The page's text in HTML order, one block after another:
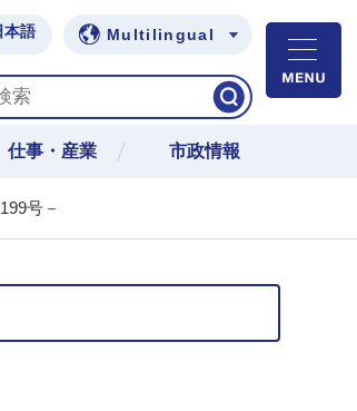
本語 Multilingual
仕事・産業 市政情報
号－